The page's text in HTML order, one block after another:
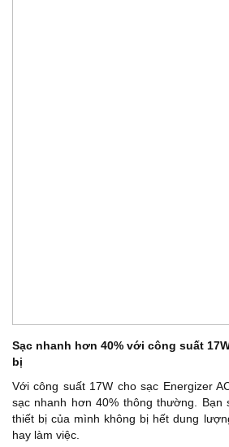
Sạc nhanh hơn 40% với công suất
bị
Với công suất 17W cho sạc Energizer
sạc nhanh hơn 40% thông thường. Bạn
thiết bị của mình không bị hết dung
hay làm việc.